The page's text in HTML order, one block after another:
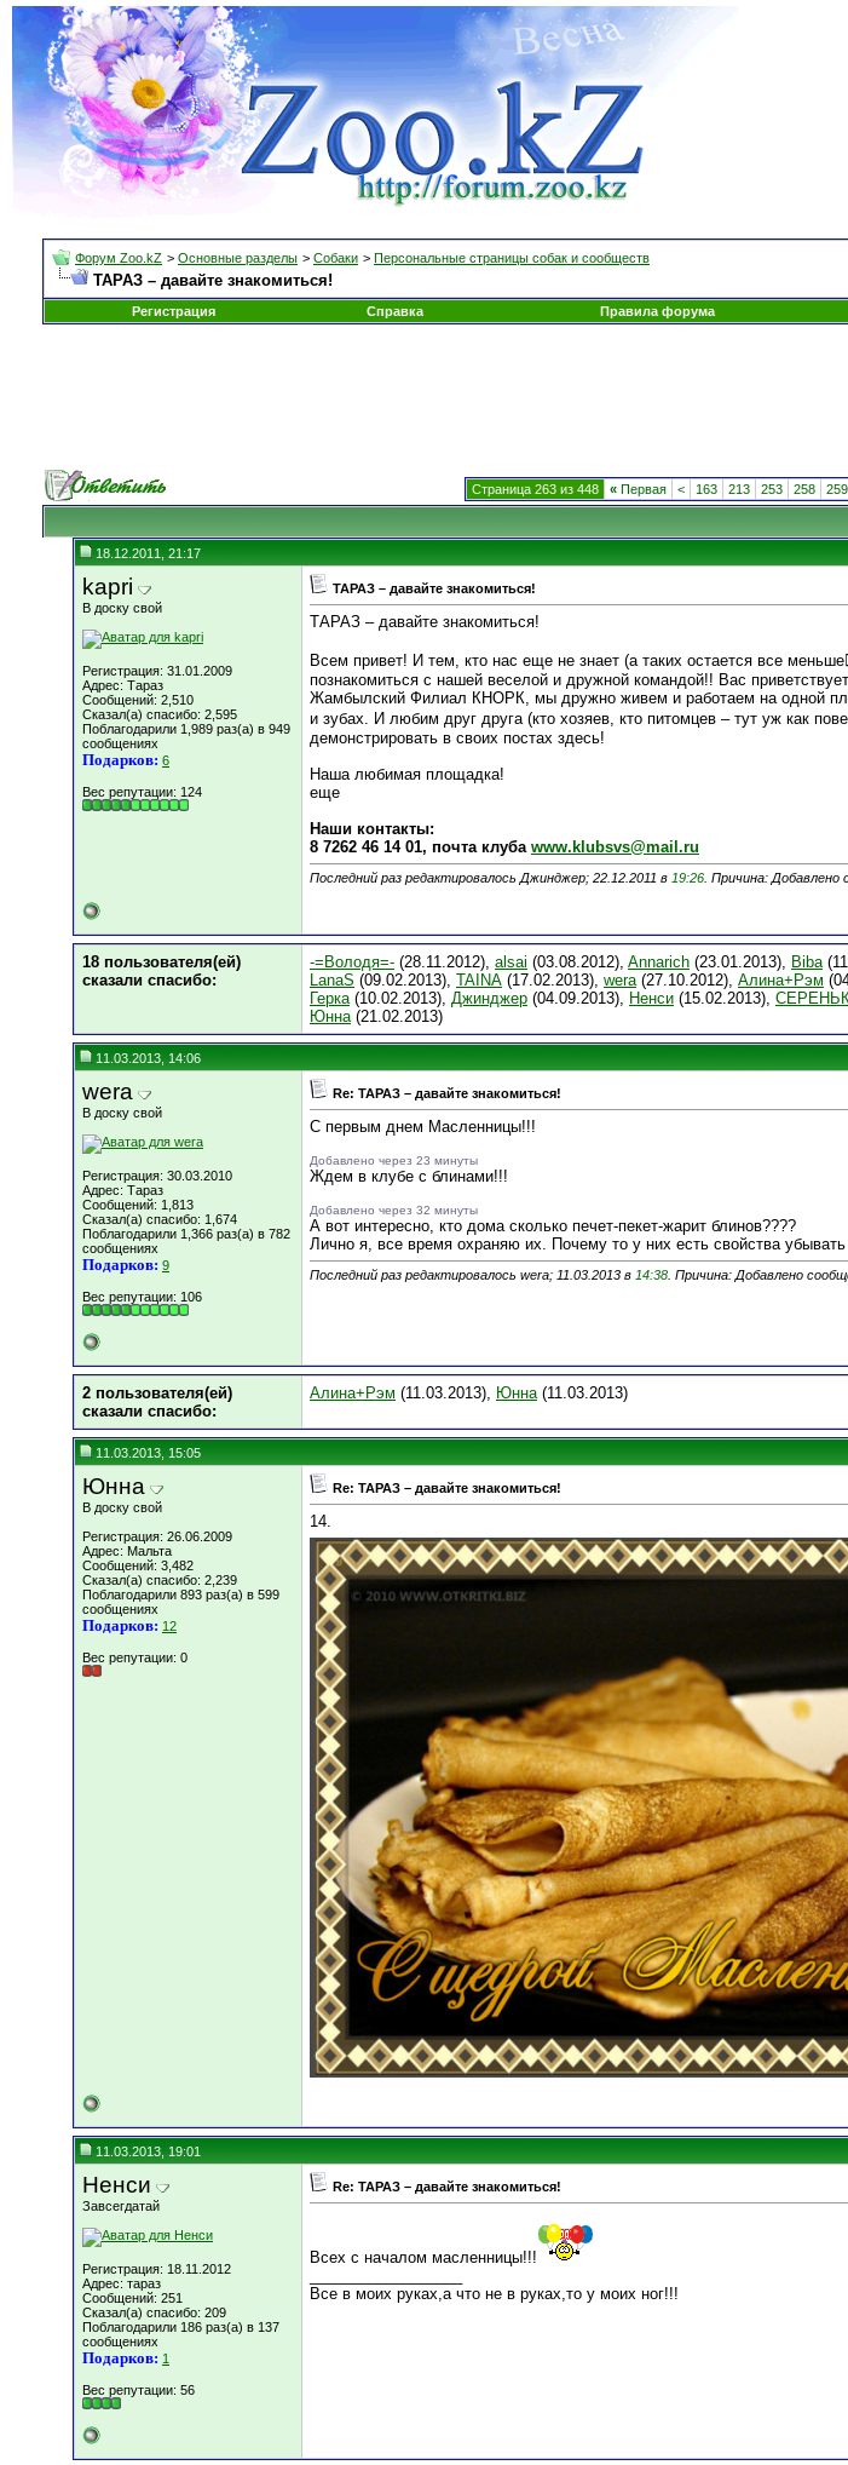
Форум Zoo.kZ > Основные разделы > Собаки > Персональные страницы собак и сообществ
ТАРАЗ – давайте знакомиться!
Регистрация
Справка Правила форума
Страница 263 из 448 « Первая < 163 213 253 258 259
18.12.2011, 21:17
kapri
В доску свой
Регистрация: 31.01.2009
Адрес: Тараз
Сообщений: 2,510
Сказал(а) спасибо: 2,595
Поблагодарили 1,989 раз(а) в 949
сообщениях
Подарков: 6
Вес репутации: 124
ТАРАЗ – давайте знакомиться!
ТАРАЗ – давайте знакомиться!
Всем привет! И тем, кто нас еще не знает (а таких остается все
познакомиться с нашей веселой и дружной командой!! Вас
Жамбылский Филиал КНОРК, мы дружно живем и работаем на одной
и зубах. И любим друг друга (кто хозяев, кто питомцев – тут уж как
демонстрировать в своих постах здесь!
Наша любимая площадка!
еще
Наши контакты:
8 7262 46 14 01, почта клуба www.klubsvs@mail.ru
Последний раз редактировалось Джинджер; 22.12.2011 в 19:26 . Причина: Добавлено
18 пользователя(ей)
сказали cпасибо:
-=Володя=- (28.11.2012), alsai (03.08.2012), Annarich (23.01.2013), Biba
LanaS (09.02.2013), TAINA (17.02.2013), wera(27.10.2012), Алина+Рэм
Герка(10.02.2013), Джинджер (04.09.2013), Ненси (15.02.2013),
Юнна(21.02.2013)
11.03.2013, 14:06
wera
В доску свой
Регистрация: 30.03.2010
Адрес: Тараз
Сообщений: 1,813
Сказал(а) спасибо: 1,674
Поблагодарили 1,366 раз(а) в 782
сообщениях
Подарков: 9
Вес репутации: 106
Re: ТАРАЗ – давайте знакомиться!
С первым днем Масленницы!!!
Добавлено через 23 минуты
Ждем в клубе с блинами!!!
Добавлено через 32 минуты
А вот интересно, кто дома сколько печет-пекет-жарит блинов????
Лично я, все время охраняю их. Почему то у них есть свойства
Последний раз редактировалось wera; 11.03.2013 в 14:38 . Причина: Добавлено
2 пользователя(ей)
сказали cпасибо:
Алина+Рэм (11.03.2013), Юнна(11.03.2013)
11.03.2013, 15:05
Юнна
В доску свой
Регистрация: 26.06.2009
Адрес: Мальта
Сообщений: 3,482
Сказал(а) спасибо: 2,239
Поблагодарили 893 раз(а) в 599
сообщениях
Подарков: 12
Вес репутации: 0
Re: ТАРАЗ – давайте знакомиться!
14.
11.03.2013, 19:01
Ненси
Завсегдатай
Регистрация: 18.11.2012
Адрес: тараз
Сообщений: 251
Сказал(а) спасибо: 209
Поблагодарили 186 раз(а) в 137
сообщениях
Подарков: 1
Вес репутации: 56
Re: ТАРАЗ – давайте знакомиться!
Всех с началом масленницы!!!
Все в моих руках,а что не в руках,то у моих ног!!!